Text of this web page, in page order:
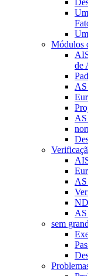
Módulos
de
AS
AS
AS
AS
sem